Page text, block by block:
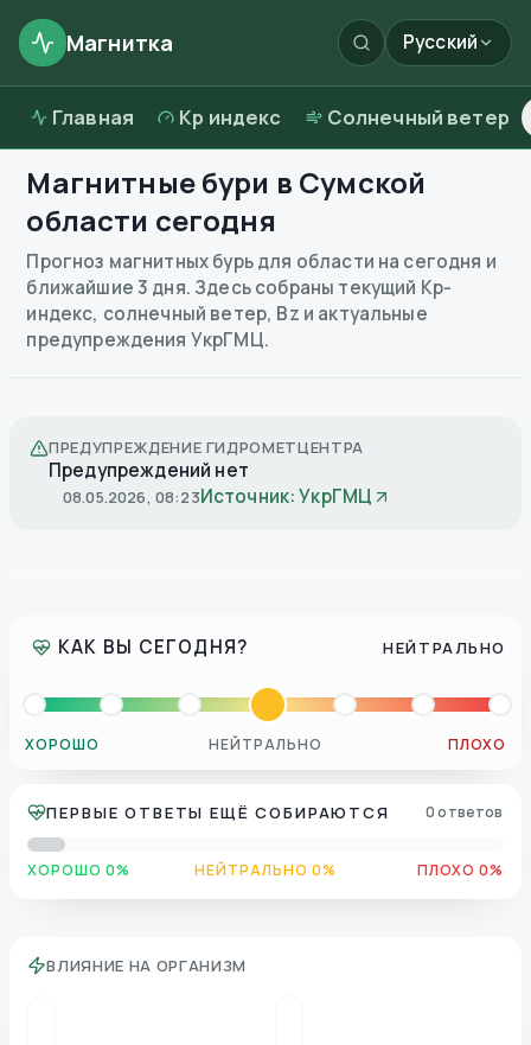
Магнитка Русский
Главная Kp индекс Солнечный ветер
Магнитные бури в Сумской
области сегодня
Прогноз магнитных бурь для области на сегодня и
ближайшие 3 дня. Здесь собраны текущий Kp-
индекс, солнечный ветер, Bz и актуальные
предупреждения УкрГМЦ.
ПРЕДУПРЕЖДЕНИЕ ГИДРОМЕТЦЕНТРА
Предупреждений нет
08.05.2026, 08:23Источник: УкрГМЦ
КАК ВЫ СЕГОДНЯ? НЕЙТРАЛЬНО
ХОРОШО НЕЙТРАЛЬНО ПЛОХО
ПЕРВЫЕ ОТВЕТЫ ЕЩЁ СОБИРАЮТСЯ 0 ответов
ХОРОШО 0% НЕЙТРАЛЬНО 0% ПЛОХО 0%
ВЛИЯНИЕ НА ОРГАНИЗМ